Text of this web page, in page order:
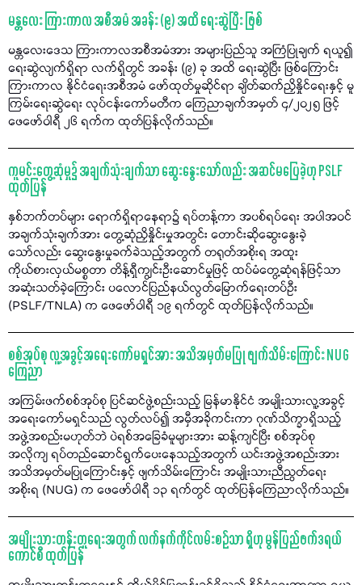
မန္တလေး ကြားကာလ အစီအမံ အခန်း (၉) အထိ ရေးဆွဲပြီး ဖြစ်
မန္တလေးဒေသ ကြားကာလအစီအမံအား အများပြည်သူ အကြံပြုချက် ရယူ၍
ရေးဆွဲလျက်ရှိရာ လက်ရှိတွင် အခန်း (၉) ခု အထိ ရေးဆွဲပြီး ဖြစ်ကြောင်း
ကြားကာလ နိုင်ငံရေးအစီအမံ ဖော်ထုတ်မှုဆိုင်ရာ ချိတ်ဆက်ညှိနှိုင်ရေးနှင့် မူ
ကြမ်းရေးဆွဲရေး လုပ်ငန်းကော်မတီက ကြေညာချက်အမှတ် ၄/၂၀၂၅ ဖြင့်
ဖေဖော်ဝါရီ ၂၆ ရက်က ထုတ်ပြန်လိုက်သည်။
ကူမင်းတွေ့ဆုံမှု၌ အချက်သုံးချက်သာ ဆွေးနွေးသော်လည်း အဆင်မပြေခဲ့ဟု PSLF
ထုတ်ပြန်
နှစ်ဘက်တပ်များ ရောက်ရှိရာနေရာ၌ ရပ်တန့်ကာ အပစ်ရပ်ရေး အပါအဝင်
အချက်သုံးချက်အား တွေ့ဆုံညှိနှိုင်းမှုအတွင်း တောင်းဆိုဆွေးနွေးခဲ့
သော်လည်း ဆွေးနွေးမှုခက်ခဲသည့်အတွက် တရုတ်အစိုးရ အထူး
ကိုယ်စားလှယ်မစ္စတာ တိန့်ရှီကျွင်းဦးဆောင်မှုဖြင့် ထပ်မံတွေ့ဆုံရန်ဖြင့်သာ
အဆုံးသတ်ခဲ့ကြောင်း ပလောင်ပြည်နယ်လွတ်မြောက်ရေးတပ်ဦး
(PSLF/TNLA) က ဖေဖော်ဝါရီ ၁၉ ရက်တွင် ထုတ်ပြန်လိုက်သည်။
စစ်အုပ်စု လူ့အခွင့်အရေးကော်မရှင်အား အသိအမှတ်မပြု ဖျက်သိမ်းကြောင်း NUG
ကြေညာ
အကြမ်းဖက်စစ်အုပ်စု ပြင်ဆင်ဖွဲ့စည်းသည့် မြန်မာနိုင်ငံ အမျိုးသားလူ့အခွင့်
အရေးကော်မရှင်သည် လွတ်လပ်၍ အမှီအခိုကင်းကာ ဂုဏ်သိက္ခာရှိသည့်
အဖွဲ့အစည်းမဟုတ်ဘဲ ပဲရစ်အခြေခံမူများအား ဆန့်ကျင်ပြီး စစ်အုပ်စု
အလိုကျ ရပ်တည်ဆောင်ရွက်ပေးနေသည့်အတွက် ယင်းအဖွဲ့အစည်းအား
အသိအမှတ်မပြုကြောင်းနှင့် ဖျက်သိမ်းကြောင်း အမျိုးသားညီညွတ်ရေး
အစိုးရ (NUG) က ဖေဖော်ဝါရီ ၁၃ ရက်တွင် ထုတ်ပြန်ကြေညာလိုက်သည်။
အမျိုးသားတန်းတူရေးအတွက် လက်နက်ကိုင်လမ်းစဉ်သာ ရှိဟု မွန်ပြည်ဖက်ဒရယ်
ကောင်စီ ထုတ်ပြန်